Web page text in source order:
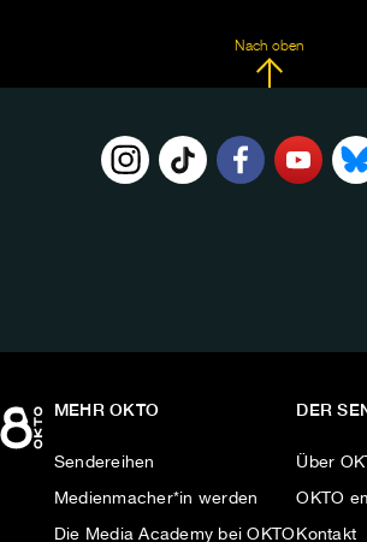
Nach oben
MEHR OKTO
Sendereihen
Medienmacher*in werden
Die Media Academy bei OKTO
DER
Über
OKTO
Kontakt